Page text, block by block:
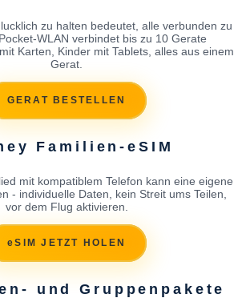
zu halten bedeutet, alle verbunden zu
WLAN verbindet bis zu 10 Gerate
Karten, Kinder mit Tablets, alles aus einem
Gerat.
GERAT BESTELLEN
Familien-eSIM
mit kompatiblem Telefon kann eine eigene
- individuelle Daten, kein Streit ums Teilen,
vor dem Flug aktivieren.
eSIM JETZT HOLEN
und Gruppenpakete